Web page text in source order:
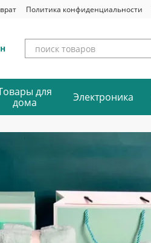
Политика конфиденциальности
для
дома
Электроника